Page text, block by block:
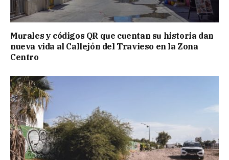
Murales y códigos QR que cuentan su historia dan
nueva vida al Callejón del Travieso en la Zona
Centro